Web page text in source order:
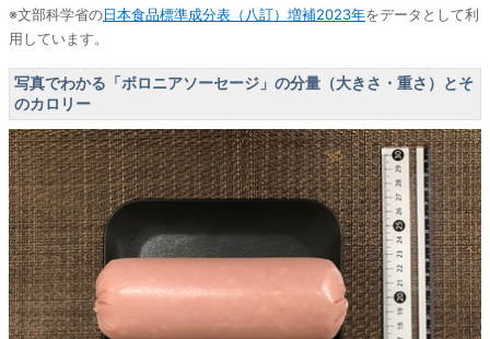
※文部科学省の日本食品標準成分表（八訂）増補2023年をデータとして利
用しています。
写真でわかる「ボロニアソーセージ」の分量（大きさ・重さ）とそ
のカロリー